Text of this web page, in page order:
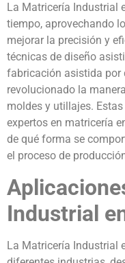
La Matricería Industrial
tiempo, aprovechando
mejorar la precisión y
técnicas de diseño
fabricación asistida por
revolucionado la
moldes y utillajes.
expertos en matricería
de qué forma se
el proceso de
Industrial
La Matricería Industrial